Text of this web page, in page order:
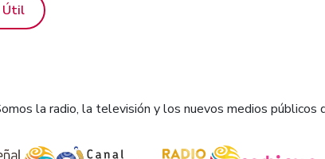
Útil
la radio, la televisión y los nuevos medios públicos